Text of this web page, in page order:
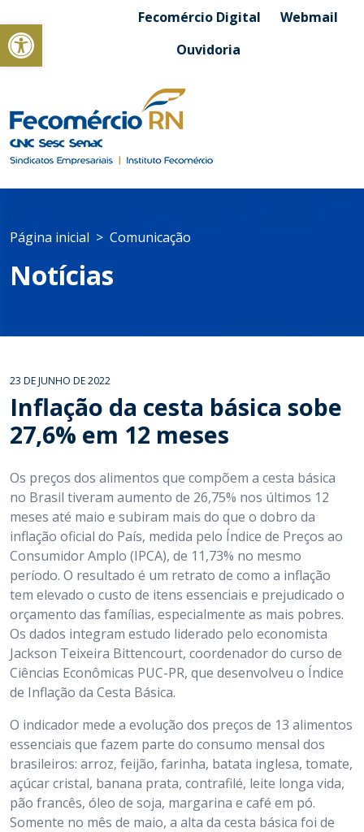
Abrir a barra de ferramentasFecomércio Digital
Webmail
Ouvidoria
Página inicial Comunicação
Notícias
23 DE JUNHO DE 2022
Inflação da cesta básica sobe
27,6% em 12 meses
Os preços dos alimentos que compõem a cesta básica
no Brasil tiveram aumento de 26,75% nos últimos 12
meses até maio e subiram mais do que o dobro da
inflação oficial do País, medida pelo Índice de Preços ao
Consumidor Amplo (IPCA), de 11,73% no mesmo
período. O resultado é um retrato de como a inflação
tem elevado o custo de itens essenciais e prejudicado o
orçamento das famílias, especialmente as mais pobres.
Os dados integram estudo liderado pelo economista
Jackson Teixeira Bittencourt, coordenador do curso de
Ciências Econômicas PUC-PR, que desenvolveu o Índice
de Inflação da Cesta Básica.
O indicador mede a evolução dos preços de 13 alimentos
essenciais que fazem parte do consumo mensal dos
brasileiros: arroz, feijão, farinha, batata inglesa, tomate,
açúcar cristal, banana prata, contrafilé, leite longa vida,
pão francês, óleo de soja, margarina e café em pó.
Somente no mês de maio, a alta da cesta básica foi de